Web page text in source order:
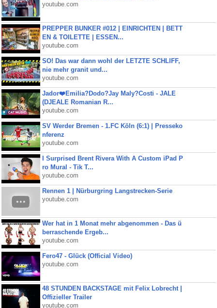
youtube.com
PREPPER BUNKER #012 | EINRICHTEN | BETT
EN & TOILETTE | ESSEN...
youtube.com
SO! Das war dann wohl der LETZTE SCHLIFF,
nie mehr granit und...
youtube.com
Jador❤️Emilia?Dodo?Jay Maly?Costi - JALE
(DJEALE Romanian R...
youtube.com
SV Werder Bremen - 1.FC Köln (6:1) | Presseko
nferenz
youtube.com
I Surprised Brent Rivera With A Custom iPad P
ro Mural - Tik T...
youtube.com
Rennen 1 | Nürburgring Langstrecken-Serie
youtube.com
Wer hat in 1 Monat mehr abgenommen - Das ü
berraschende Ergeb...
youtube.com
Fero47 - Glück (Official Video)
youtube.com
48 STUNDEN BACKSTAGE mit Felix Lobrecht |
Offizieller Trailer
youtube.com